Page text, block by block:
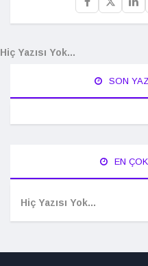
Hiç Yazısı Yok...
SON
EN
Hiç Yazısı Yok...